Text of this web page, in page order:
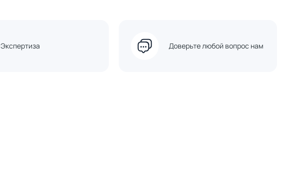
Экспертиза Доверьте любой вопрос нам